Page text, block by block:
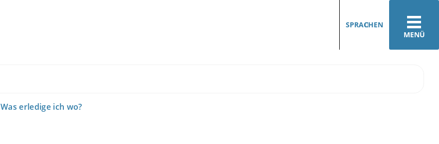
MENÜ
SPRACHEN
Was erledige ich wo?